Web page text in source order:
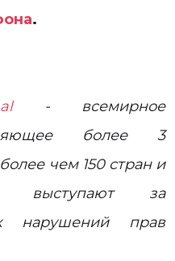
.
- всемирное
более 3
чем 150 стран и
выступают за
нарушений прав